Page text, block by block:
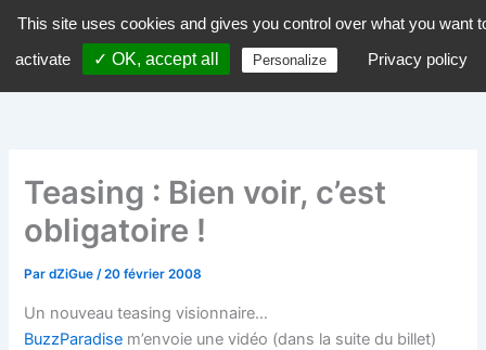
contenu
dZiGue
Teasing : Bien voir, c’est
obligatoire !
PardZiGue/20 février 2008
Un nouveau teasing visionnaire…
BuzzParadise m’envoie une vidéo (dans la suite du billet)
This site uses cookies and gives you control over what you want
activate
✓ OK, accept all Personalize Privacy policy